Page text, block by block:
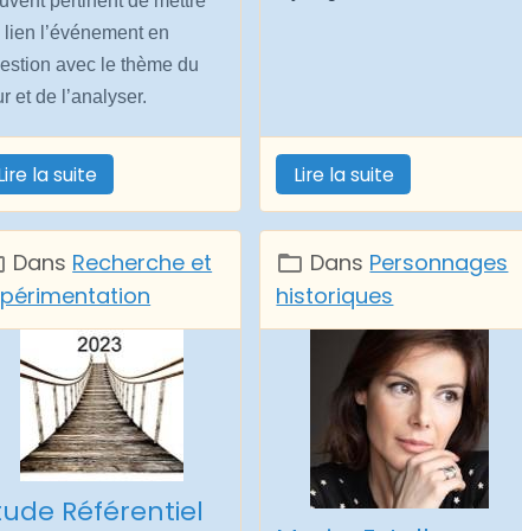
lien l’événement en
avec le thème du
et de l’analyser.
la suite Lire la suite
Dans Recherche et
Référentiel
Dans Personnages
historiques